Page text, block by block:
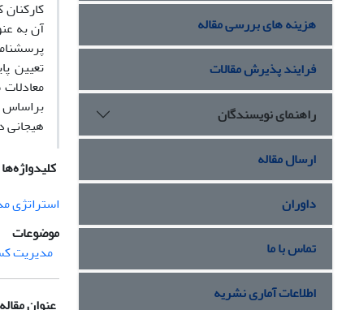
آن به
تعیین
هیجانی
کلیدواژه‌ها
استراتژی
موضوعات
مدیریت
عنوان مقاله
هزینه های بررسی مقاله
فرایند پذیرش مقالات
راهنمای نویسندگان
ارسال مقاله
داوران
تماس با ما
اطلاعات آماری نشریه